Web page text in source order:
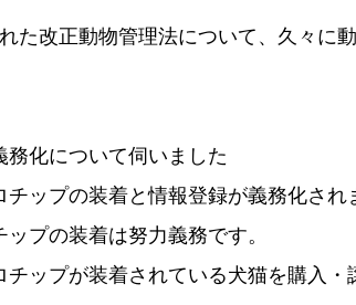
た改正動物管理法について、久々に
化について伺いました
ップの装着と情報登録が義務化され
プの装着は努力義務です。
チップが装着されている犬猫を購入